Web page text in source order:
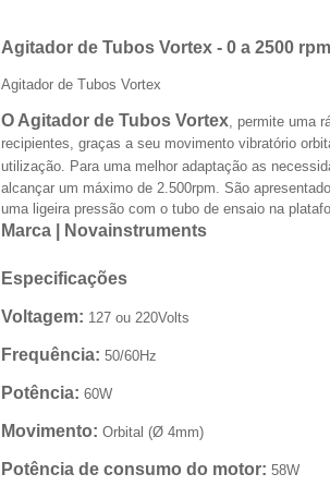
Agitador de Tubos Vortex - 0 a 2500 rpm
Agitador de Tubos Vortex
O Agitador de Tubos Vortex, permite uma
recipientes, graças a seu movimento vibratório
utilização. Para uma melhor adaptação as
alcançar um máximo de 2.500rpm. São
uma ligeira pressão com o tubo de ensaio na
Marca | Novainstruments
Especificações
Voltagem: 127 ou 220Volts
Frequência: 50/60Hz
Potência: 60W
Movimento: Orbital (Ø 4mm)
Potência de consumo do motor: 58W